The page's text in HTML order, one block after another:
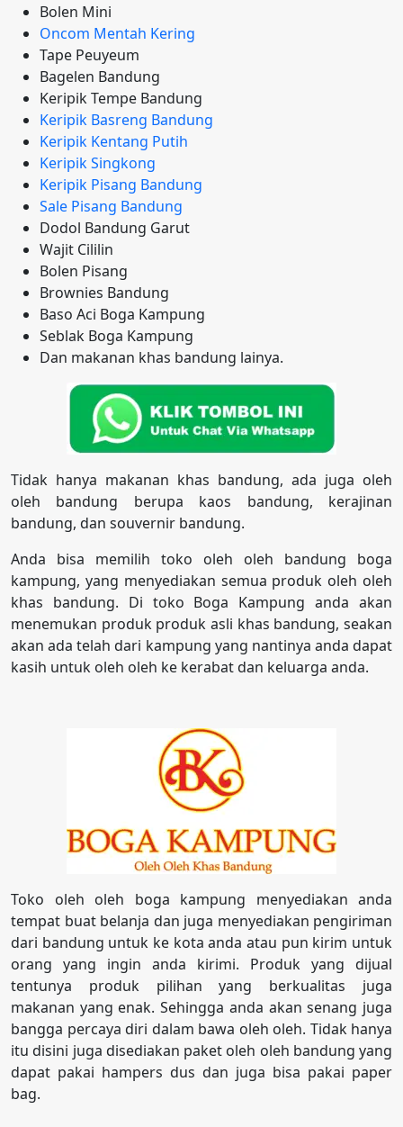
Bolen Mini
Oncom Mentah Kering
Tape Peuyeum
Bagelen Bandung
Keripik Tempe Bandung
Keripik Basreng Bandung
Keripik Kentang Putih
Keripik Singkong
Keripik Pisang Bandung
Sale Pisang Bandung
Dodol Bandung Garut
Wajit Cililin
Bolen Pisang
Brownies Bandung
Baso Aci Boga Kampung
Seblak Boga Kampung
Dan makanan khas bandung lainya.
Tidak hanya makanan khas bandung, ada juga oleh
oleh bandung berupa kaos bandung, kerajinan
bandung, dan souvernir bandung.
Anda bisa memilih toko oleh oleh bandung boga
kampung, yang menyediakan semua produk oleh oleh
khas bandung. Di toko Boga Kampung anda akan
menemukan produk produk asli khas bandung, seakan
akan ada telah dari kampung yang nantinya anda dapat
kasih untuk oleh oleh ke kerabat dan keluarga anda.
Toko oleh oleh boga kampung menyediakan anda
tempat buat belanja dan juga menyediakan pengiriman
dari bandung untuk ke kota anda atau pun kirim untuk
orang yang ingin anda kirimi. Produk yang dijual
tentunya produk pilihan yang berkualitas juga
makanan yang enak. Sehingga anda akan senang juga
bangga percaya diri dalam bawa oleh oleh. Tidak hanya
itu disini juga disediakan paket oleh oleh bandung yang
dapat pakai hampers dus dan juga bisa pakai paper
bag.